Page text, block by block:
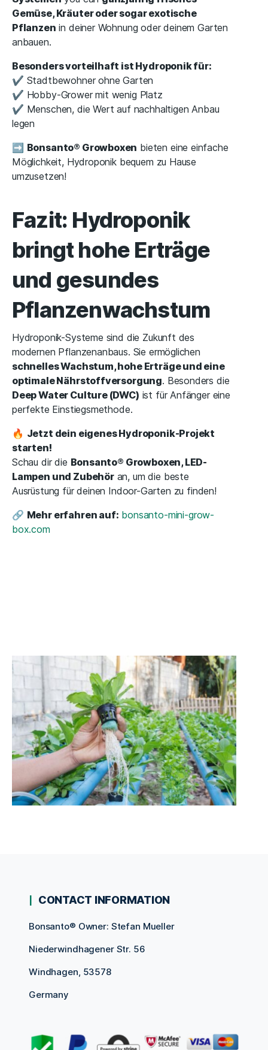
Gemüse, Kräuter oder sogar exotische
Pflanzen in deiner Wohnung oder deinem Garten
anbauen.
Besonders vorteilhaft ist Hydroponik für:
✔️ Stadtbewohner ohne Garten
✔️ Hobby-Grower mit wenig Platz
✔️ Menschen, die Wert auf nachhaltigen Anbau
legen
➡ Bonsanto® Growboxen bieten eine einfache
Möglichkeit, Hydroponik bequem zu Hause
umzusetzen!
Fazit: Hydroponik
bringt hohe Erträge
und gesundes
Pflanzenwachstum
Hydroponik-Systeme sind die Zukunft des
modernen Pflanzenanbaus. Sie ermöglichen
schnelles Wachstum, hohe Erträge und eine
optimale Nährstoffversorgung. Besonders die
Deep Water Culture (DWC) ist für Anfänger eine
perfekte Einstiegsmethode.
🔥 Jetzt dein eigenes Hydroponik-Projekt
starten!
Schau dir die Bonsanto® Growboxen, LED-
Lampen und Zubehöran, um die beste
Ausrüstung für deinen Indoor-Garten zu finden!
🔗 Mehr erfahren auf: bonsanto-mini-grow-
box.com
CONTACT INFORMATION
Bonsanto® Owner: Stefan Mueller
Niederwindhagener Str. 56
Windhagen, 53578
Germany